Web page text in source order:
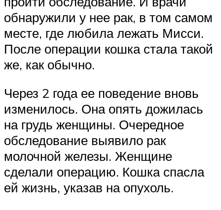
обнаружили у нее рак, в том самом
месте, где любила лежать Мисси.
После операции кошка стала такой
же, как обычно.
Через 2 года ее поведение вновь
изменилось. Она опять дожилась
на грудь женщины. Очередное
обследование выявило рак
молочной железы. Женщине
сделали операцию. Кошка спасла
ей жизнь, указав на опухоль.